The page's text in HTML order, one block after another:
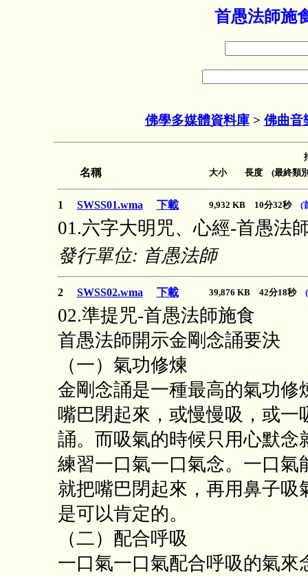
首愚法師施
佛學多媒體資料庫> 佛曲音
名稱 大小 長度 (最終類
1 SWSS01.wma 下載 9,932 KB 10分32秒 (
01.六字大明咒、心經-首愚法
發行單位: 首愚法師
2 SWSS02.wma 下載 39,876 KB 42分18秒
02.準提咒-首愚法師施食
首愚法師開示金剛念誦要決
（一）氣功修煉
金剛念誦是一種最高的氣功
嘴巴閉起來，或慢慢吸，或
誦。而吸氣的時候只用心默
練習一口氣一口氣念。一口
就把嘴巴閉起來，再用鼻子
是可以肯定的。
（二）配合呼吸
一口氣一口氣配合呼吸的氣